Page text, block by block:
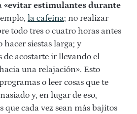
«evitar estimulantes durante
la cafeína; no realizar
todo tres o cuatro horas antes
siestas larga; y
de acostarte ir llevando el
una relajación». Esto
o leer cosas que te
y, en lugar de eso,
que cada vez sean más bajitos